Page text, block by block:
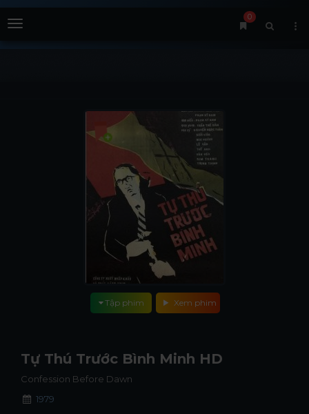
Menu
0
Xem phim
Tập phim
Tự Thú Trước Bình Minh HD
Confession Before Dawn
1979